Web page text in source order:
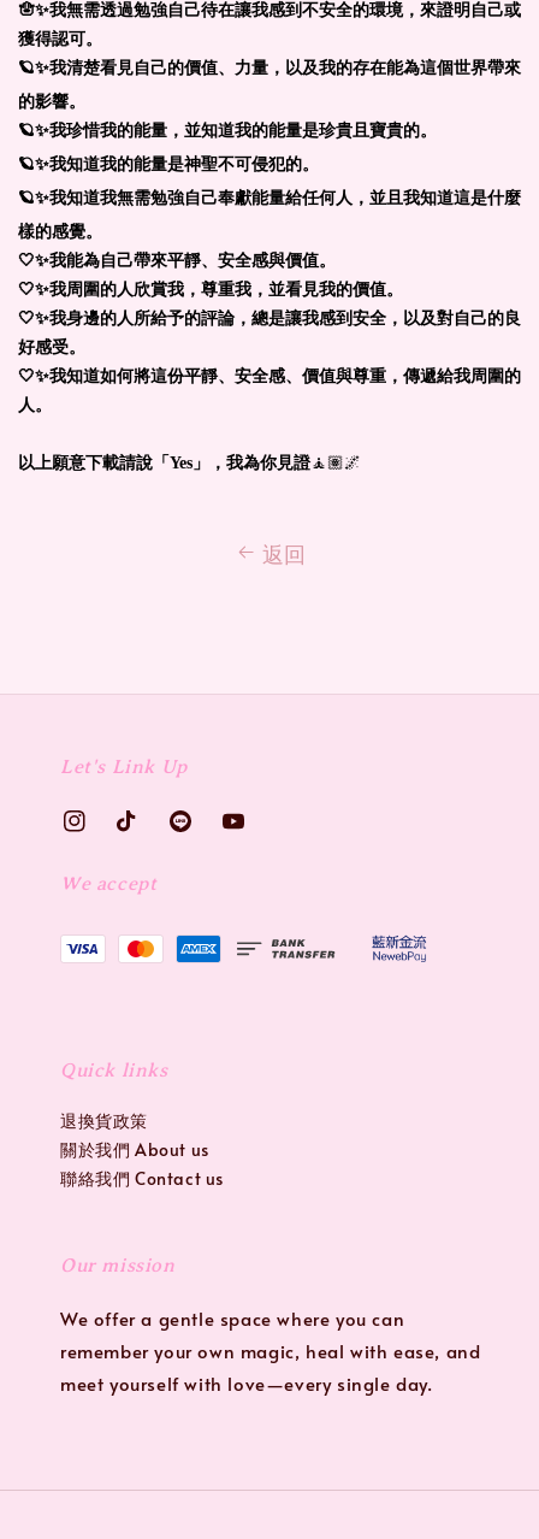
🪬✨我無需透過勉強自己待在讓我感到不安全的環境，來證明自己或
獲得認可。
🪐✨我清楚看見自己的價值、力量，以及我的存在能為這個世界帶來
的影響。
🪐✨我珍惜我的能量，並知道我的能量是珍貴且寶貴的。
🪐✨我知道我的能量是神聖不可侵犯的。
🪐✨我知道我無需勉強自己奉獻能量給任何人，並且我知道這是什麼
樣的感覺。
🤍✨我能為自己帶來平靜、安全感與價值。
🤍✨我周圍的人欣賞我，尊重我，並看見我的價值。
🤍✨我身邊的人所給予的評論，總是讓我感到安全，以及對自己的良
好感受。
🤍✨我知道如何將這份平靜、安全感、價值與尊重，傳遞給我周圍的
人。
以上願意下載請說「Yes」，我為你見證🧘🏽🌌
返回
Let's Link Up
We accept
Quick links
退換貨政策
關於我們 About us
聯絡我們 Contact us
Our mission
We offer a gentle space where you can
remember your own magic, heal with ease, and
meet yourself with love—every single day.